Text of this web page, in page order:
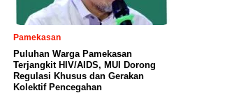
Pamekasan
Puluhan Warga Pamekasan
Terjangkit HIV/AIDS, MUI Dorong
Regulasi Khusus dan Gerakan
Kolektif Pencegahan